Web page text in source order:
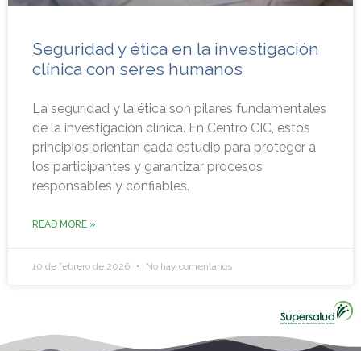
Seguridad y ética en la investigación
clínica con seres humanos
La seguridad y la ética son pilares fundamentales
de la investigación clínica. En Centro CIC, estos
principios orientan cada estudio para proteger a
los participantes y garantizar procesos
responsables y confiables.
READ MORE »
10 de febrero de 2026 No hay comentarios